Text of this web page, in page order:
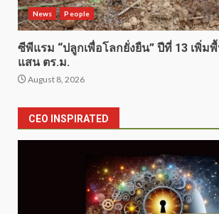
News People
ซีพีแรม “ปลูกเพื่อโลกยั่งยืน” ปีที่ 13 เพิ่ม
แสน ตร.ม.
August 8, 2026
CEO INSPIRATED